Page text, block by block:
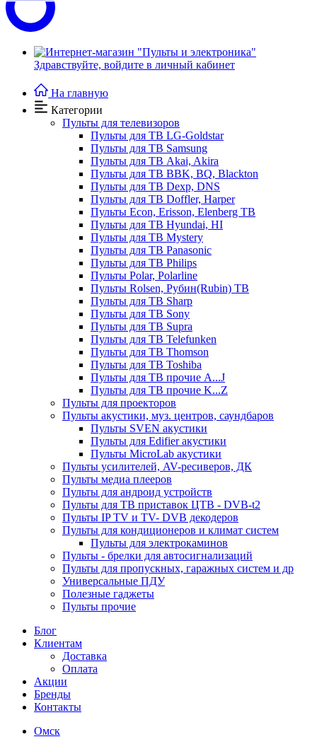
Здравствуйте, войдите в личный кабинет
На главную
Категории
Пульты для телевизоров
Пульты для ТВ LG-Goldstar
Пульты для ТВ Samsung
Пульты для ТВ Akai, Akira
Пульты для ТВ BBK, BQ, Blackton
Пульты для ТВ Dexp, DNS
Пульты для ТВ Doffler, Harper
Пульты Econ, Erisson, Elenberg ТВ
Пульты для ТВ Hyundai, HI
Пульты для ТВ Mystery
Пульты для ТВ Panasonic
Пульты для ТВ Philips
Пульты Polar, Polarline
Пульты Rolsen, Рубин(Rubin) ТВ
Пульты для ТВ Sharp
Пульты для ТВ Sony
Пульты для ТВ Supra
Пульты для ТВ Telefunken
Пульты для ТВ Thomson
Пульты для ТВ Toshiba
Пульты для ТВ прочие A...J
Пульты для ТВ прочие K...Z
Пульты для проекторов
Пульты акустики, муз. центров, саундбаров
Пульты SVEN акустики
Пульты для Edifier акустики
Пульты MicroLab акустики
Пульты усилителей, AV-ресиверов, ДК
Пульты медиа плееров
Пульты для андроид устройств
Пульты для ТВ приставок ЦТВ - DVB-t2
Пульты IP TV и TV- DVB декодеров
Пульты для кондиционеров и климат систем
Пульты для электрокаминов
Пульты - брелки для автосигнализаций
Пульты для пропускных, гаражных систем и др
Универсальные ПДУ
Полезные гаджеты
Пульты прочие
Блог
Клиентам
Доставка
Оплата
Акции
Бренды
Контакты
Омск